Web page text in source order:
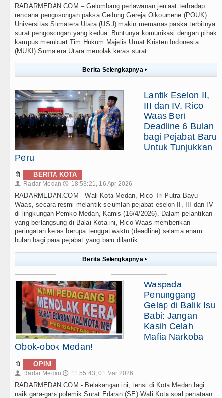
RADARMEDAN.COM – Gelombang perlawanan jemaat terhadap
rencana pengosongan paksa Gedung Gereja Oikoumene (POUK)
Universitas Sumatera Utara (USU) makin memanas paska terbitnya
surat pengosongan yang kedua. Buntunya komunikasi dengan pihak
kampus membuat Tim Hukum Majelis Umat Kristen Indonesia
(MUKI) Sumatera Utara menolak keras surat . . .
Berita Selengkapnya ▸
Lantik Eselon II,
III dan IV, Rico
Waas Beri
Deadline 6 Bulan
bagi Pejabat Baru
Untuk Tunjukkan
Peru
🔖 BERITA KOTA
👤 Radar Medan 🕔 18:53:21, 16 Apr 2026
RADARMEDAN.COM - Wali Kota Medan, Rico Tri Putra Bayu
Waas, secara resmi melantik sejumlah pejabat eselon II, III dan IV
di lingkungan Pemko Medan, Kamis (16/4/2026). Dalam pelantikan
yang berlangsung di Balai Kota ini, Rico Waas memberikan
peringatan keras berupa tenggat waktu (deadline) selama enam
bulan bagi para pejabat yang baru dilantik . . .
Berita Selengkapnya ▸
Waspada
Penunggang
Gelap di Balik Isu
Babi: Jangan
Kasih Celah
Mafia Narkoba
Obok-obok Medan!
🔖 OPINI
👤 Radar Medan 🕔 11:55:43, 01 Mar 2026
RADARMEDAN.COM - Belakangan ini, tensi di Kota Medan lagi
naik gara-gara polemik Surat Edaran (SE) Wali Kota soal penataan